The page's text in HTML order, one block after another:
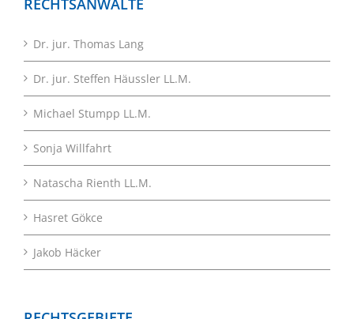
Dr. jur. Thomas Lang
Dr. jur. Steffen Häussler LL.M.
Michael Stumpp LL.M.
Sonja Willfahrt
Natascha Rienth LL.M.
Hasret Gökce
Jakob Häcker